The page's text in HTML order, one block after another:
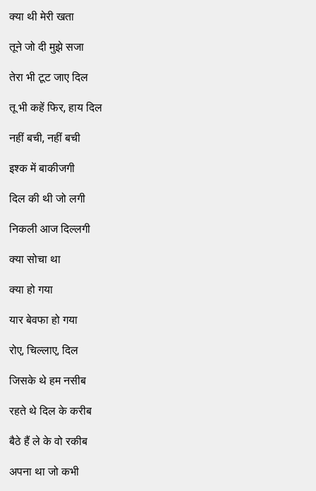
क्‍या थी मेरी खता
तूने जो दी मुझे सजा
तेरा भी टूट जाए दिल
तू भी कहें फिर, हाय दिल
नहीं बची, नहीं बची
इश्‍क में बाकीजगी
दिल की थी जो लगी
निकली आज दिल्‍लगी
क्‍या सोचा था
क्‍या हो गया
यार बेवफा हो गया
रोए, चिल्‍लाए, दिल
जिसके थे हम नसीब
रहते थे दिल के करीब
बैठे हैं ले के वो रकीब
अपना था जो कभी